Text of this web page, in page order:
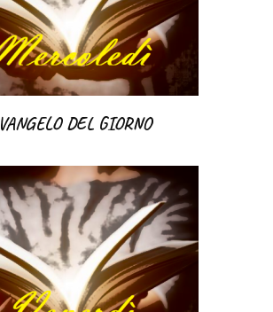
VANGELO DEL GIORNO